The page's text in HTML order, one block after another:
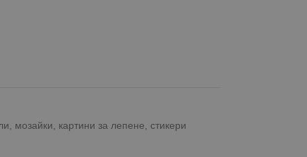
мозайки, картини за лепене, стикери